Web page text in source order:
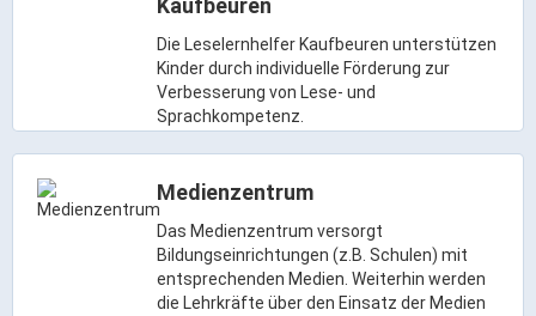
Wirtschaftsstandort
Gewerbegebiete
Gründung
Marketing-Kampagne
Tourismus- & Stadtmarketing
Kaufbeuren
Die Leselernhelfer Kaufbeuren unterstützen
Kinder durch individuelle Förderung zur
Verbesserung von Lese- und
Sprachkompetenz.
Medienzentrum
Das Medienzentrum versorgt
Bildungseinrichtungen (z.B. Schulen) mit
entsprechenden Medien. Weiterhin werden
die Lehrkräfte über den Einsatz der Medien